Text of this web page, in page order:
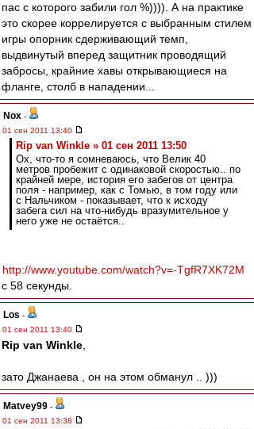
пас с которого забили гол %)))). А на практике
это скорее коррелируется с выбранным стилем
игры опорник сдерживающий темп,
выдвинутый вперед защитник проводящий
забросы, крайние хавы открывающиеся на
фланге, столб в нападении...
Nox -
01 сен 2011 13:40
Rip van Winkle » 01 сен 2011 13:50
Ох, что-то я сомневаюсь, что Велик 40
метров пробежит с одинаковой скоростью.. по
крайней мере, история его забегов от центра
поля - например, как с Томью, в том году или
с Нальчиком - показывает, что к исходу
забега сил на что-нибудь вразумительное у
него уже не остаётся..
http://www.youtube.com/watch?v=-TgfR7XK72M
с 58 секунды.
Los -
01 сен 2011 13:40
Rip van Winkle
зато Джанаева , он на этом обманул .. )))
Matvey99 -
01 сен 2011 13:38